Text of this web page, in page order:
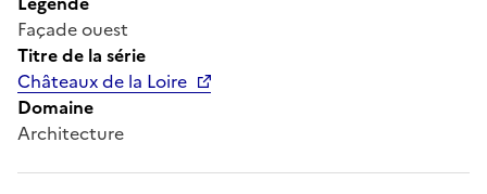
Façade ouest
Titre de la série
Châteaux de la Loire
Domaine
Architecture